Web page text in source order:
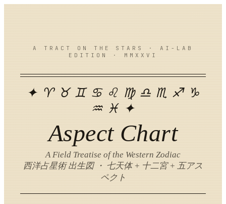
A TRACT ON THE STARS · AI-LAB
EDITION · MMXXVI
✦ ♈ ♉ ♊ ♋ ♌ ♍ ♎ ♏ ♐ ♑
♒ ♓ ✦
Aspect Chart
A Field Treatise of the Western Zodiac
西洋占星術 出生図 ・ 七天体 + 十二宮 + 五アス
ペクト